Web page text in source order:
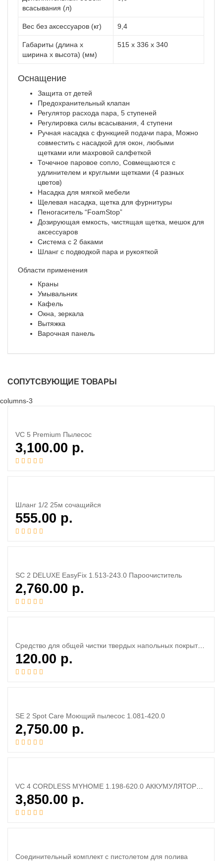
всасывания (л)
Вес без аксессуаров (кг) 9,4
Габариты (длина х
ширина х высота) (мм)
515 x 336 x 340
Оснащение
Защита от детей
Предохранительный клапан
Регулятор расхода пара, 5 ступеней
Регулировка силы всасывания, 4 ступени
Ручная насадка с функцией подачи пара, Можно
совместить с насадкой для окон, любыми
щетками или махровой салфеткой
Точечное паровое сопло, Совмещаются с
удлинителем и круглыми щетками (4 разных
цветов)
Насадка для мягкой мебели
Щелевая насадка, щетка для фурнитуры
Пеногаситель “FoamStop”
Дозирующая емкость, чистящая щетка, мешок для
аксессуаров
Система с 2 баками
Шланг с подводкой пара и рукояткой
Области применения
Краны
Умывальник
Кафель
Окна, зеркала
Вытяжка
Варочная панель
СОПУТСВУЮЩИЕ ТОВАРЫ
columns-3
VC 5 Premium Пылесос
3,100.00 р.
Шланг 1/2 25м сочащийся
555.00 р.
SC 2 DELUXE EasyFix 1.513-243.0 Пароочиститель
2,760.00 р.
Средство для общей чистки твердых напольных покрытий RM 533, 1 л
120.00 р.
SE 2 Spot Care Моющий пылесос 1.081-420.0
2,750.00 р.
3,850.00 р.
Соединительный комплект с пистолетом для полива